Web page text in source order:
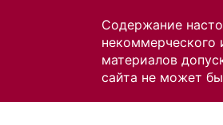
Содержание
некоммерческого
материалов
сайта не может